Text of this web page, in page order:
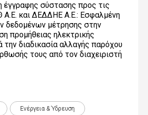
έγγραφης σύστασης προς τις
Α.Ε. και ΔΕΔΔΗΕ Α.Ε.: Εσφαλμένη
δεδομένων μέτρησης στην
προμήθειας ηλεκτρικής
την διαδικασία αλλαγής παρόχου
τους από τον διαχειριστή
Ενέργεια & Ύδρευση